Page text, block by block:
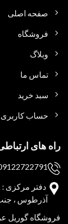
صفحه اصلی
فروشگاه
وبلاگ
تماس ما
سبد خرید
حساب
راه های
دفتر مرکزی :
آذرطوس ، جنب
فروشگاه گوریل